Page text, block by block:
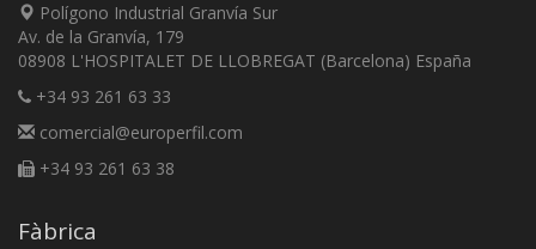
Polígono Industrial Granvía Sur
Av. de la Granvía, 179
08908 L'HOSPITALET DE LLOBREGAT (Barcelona) España
+34 93 261 63 33
comercial@europerfil.com
+34 93 261 63 38
Fàbrica